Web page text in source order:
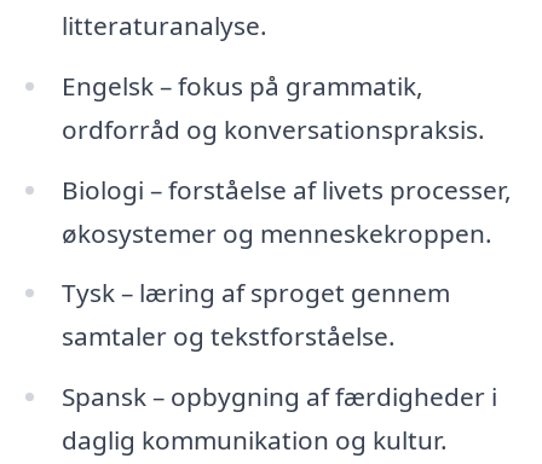
litteraturanalyse.
Engelsk – fokus på grammatik,
ordforråd og konversationspraksis.
Biologi – forståelse af livets processer,
økosystemer og menneskekroppen.
Tysk – læring af sproget gennem
samtaler og tekstforståelse.
Spansk – opbygning af færdigheder i
daglig kommunikation og kultur.